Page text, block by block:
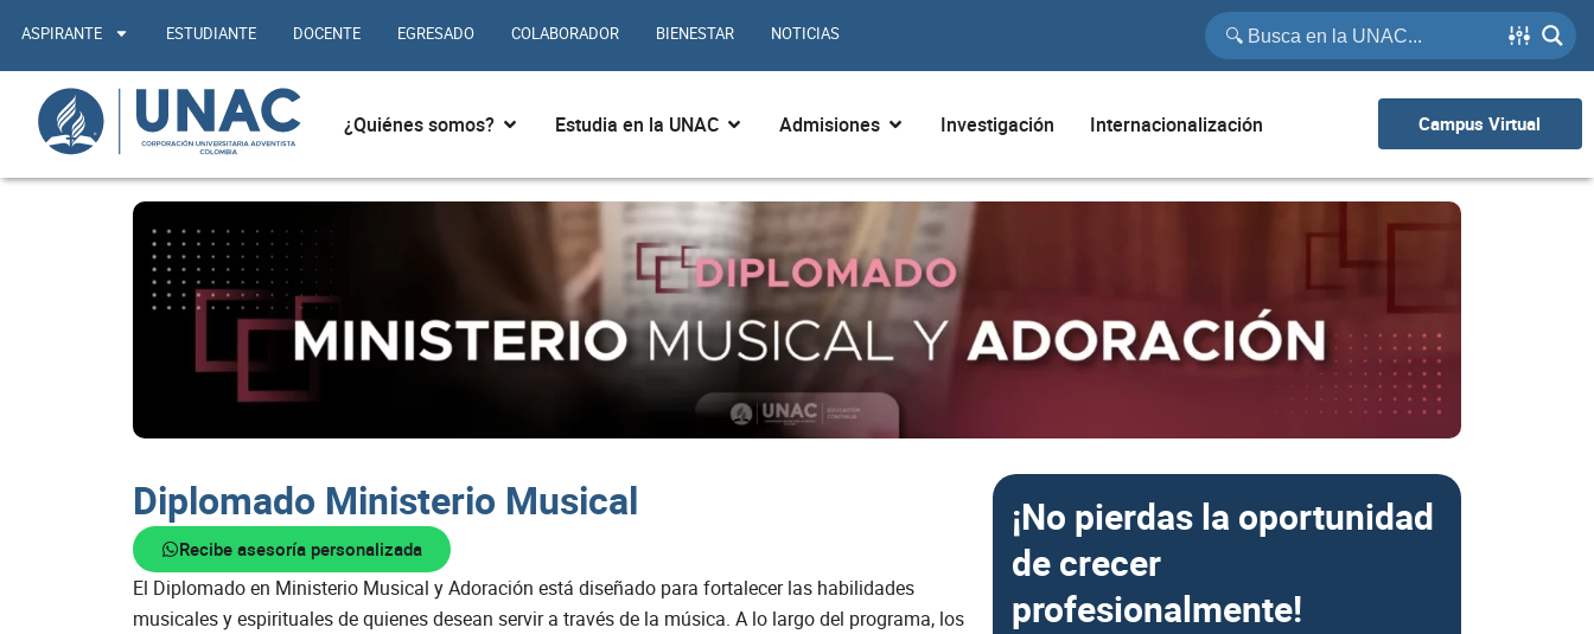
contenido
ASPIRANTE ESTUDIANTE DOCENTE EGRESADO COLABORADOR BIENESTAR NOTICIAS
¿Quiénes somos? Abrir ¿Quiénes somos?
Estudia en la UNAC Abrir Estudia en la UNAC
Admisiones Abrir Admisiones
Investigación Internacionalización Campus Virtual
Diplomado Ministerio Musical
Recibe asesoría personalizada
El Diplomado en Ministerio Musical y Adoración está diseñado para fortalecer las habilidades
musicales y espirituales de quienes desean servir a través de la música. A lo largo del programa, los
¡No pierdas la oportunidad
de crecer
profesionalmente!